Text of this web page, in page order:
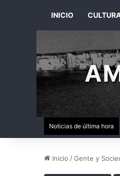
INICIO
Noticias de última hora
Inicio /Gente y